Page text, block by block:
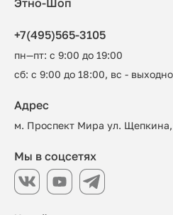
Этно-Шоп
+7(495)565-3105
пн—пт: с 9:00 до 19:00
сб: с 9:00 до 18:00, вс -
Адрес
м. Проспект Мира ул.
Мы в соцсетях